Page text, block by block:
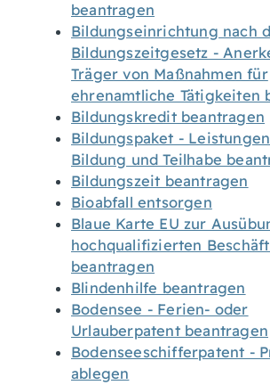
beantragen
Bildungseinrichtung nach
Bildungszeitgesetz -
Träger von Maßnahmen für
ehrenamtliche Tätigkeiten
Bildungskredit beantragen
Bildungspaket -
Bildung und Teilhabe
Bildungszeit beantragen
Bioabfall entsorgen
Blaue Karte EU zur
hochqualifizierten
beantragen
Blindenhilfe beantragen
Bodensee - Ferien- oder
Urlauberpatent beantragen
Bodenseeschifferpatent -
ablegen